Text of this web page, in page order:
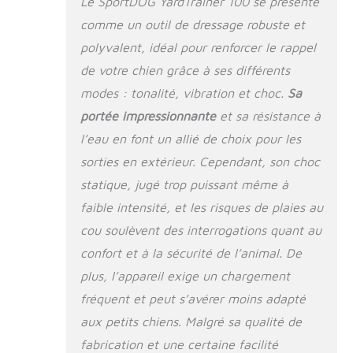
personnaliser le
dressage de votre
chien avec un choix
tonalité ou de 8
niveaux de
Ce collier de
dressage pour chien
adapte le processus
de dressage aux
besoins uniques de
votre chien, ce qui le
rend plus efficace et
agréable pour vous
deux. Design
étanche : la marque
YardTrainer 100
maintient le plaisir,
même dans l'eau,
comme un outil de dressage robuste et
polyvalent, idéal pour renforcer le rappel
de votre chien grâce à ses différents
modes : tonalité, vibration et choc. Sa
portée impressionnanteet sa résistance à
l’eau en font un allié de choix pour les
sorties en extérieur. Cependant, son choc
statique, jugé trop puissant même à
faible intensité, et les risques de plaies au
cou soulèvent des interrogations quant au
confort et à la sécurité de l’animal. De
plus, l’appareil exige un chargement
fréquent et peut s’avérer moins adapté
aux petits chiens. Malgré sa qualité de
fabrication et une certaine facilité